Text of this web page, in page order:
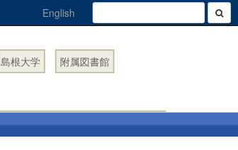
English
島根大学 附属図書館